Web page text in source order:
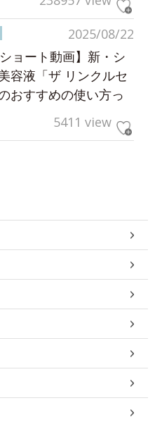
2025/08/22
ショート動画】新・シ
容液「ザ リンクルセ
おすすめの使い方っ
5411 view